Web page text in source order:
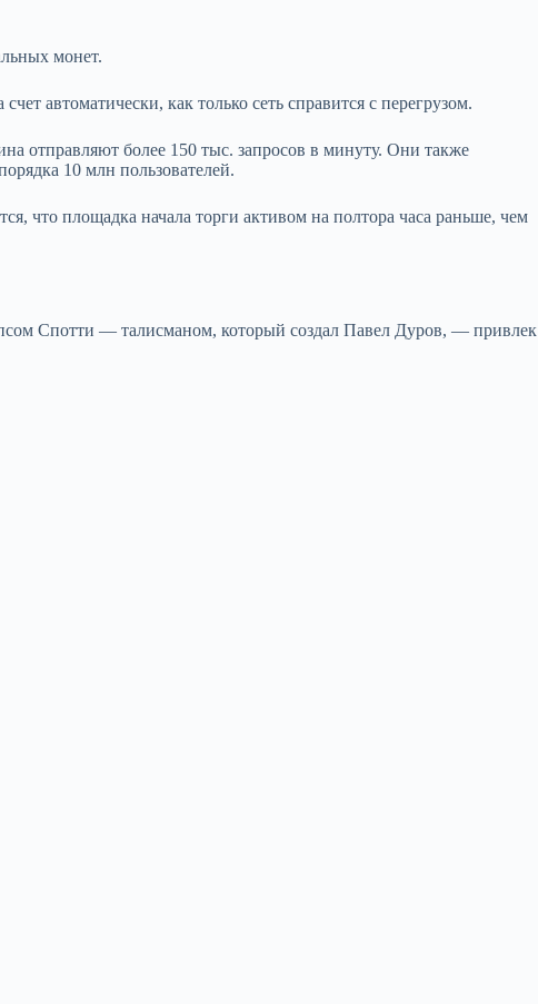
монет.
автоматически, как только сеть справится с перегрузом.
отправляют более 150 тыс. запросов в минуту. Они также
10 млн пользователей.
что площадка начала торги активом на полтора часа раньше, чем
Спотти — талисманом, который создал Павел Дуров, — привлек